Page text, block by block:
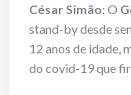
César Simão: O
stand-by desde
12 anos de idade,
do covid-19 que